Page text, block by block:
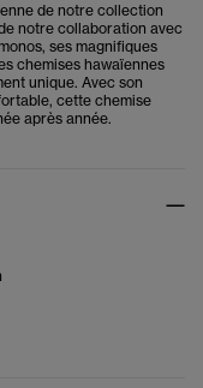
de notre collection
notre collaboration avec
ses magnifiques
chemises hawaïennes
unique. Avec son
cette chemise
après année.